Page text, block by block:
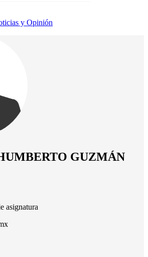
y Opinión
GUZMÁN
asignatura